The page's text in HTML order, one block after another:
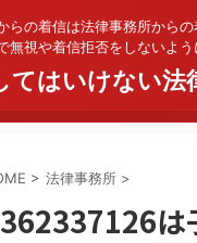
らの着信は法律事務所から
無視や着信拒否をしないよう
てはいけない法
> 法律事務所 >
は